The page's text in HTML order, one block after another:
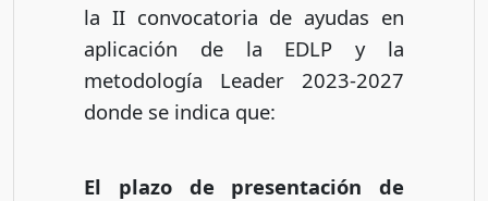
la II convocatoria de ayudas en
aplicación de la EDLP y la
metodología Leader 2023-2027
donde se indica que:
El plazo de presentación de